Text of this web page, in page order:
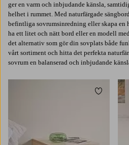
ger en varm och inbjudande känsla,
helhet i rummet. Med naturfärgade
befintliga sovrumsinredning eller skapa
ha ett litet och nätt bord eller en modell
det alternativ som gör din sovplats både
vårt sortiment och hitta det perfekta
sovrum en balanserad och inbjudande
Lägg till i